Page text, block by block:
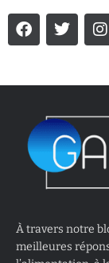
À travers notre
meilleures